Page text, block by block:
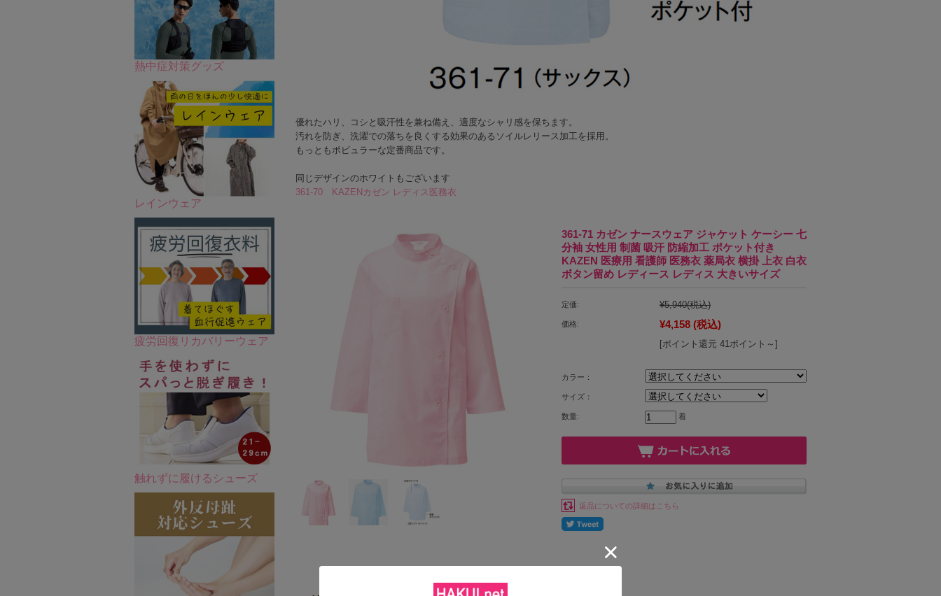
優れたハリ、コシと吸汗性を兼ね備え、適度なシャリ感を保ちます。
汚れを防ぎ、洗濯での落ちを良くする効果のあるソイルレリース加工を採用。
もっともポピュラーな定番商品です。
同じデザインのホワイトもございます
361-70 KAZENカゼン レディス医務衣
361-71 カゼン ナースウェア ジャケット ケーシー 七
分袖 女性用 制菌 吸汗 防縮加工 ポケット付き
KAZEN 医療用 看護師 医務衣 薬局衣 横掛 上衣 白衣
ボタン留め レディース レディス 大きいサイズ
定価: ¥5,940(税込)
価格: ¥4,158 (税込)
[ポイント還元 41ポイント～]
カラー：
サイズ：
数量: 着
返品についての詳細はこちら
熱中症対策グッズ
レインウェア
疲労回復リカバリーウェア
触れずに履けるシューズ